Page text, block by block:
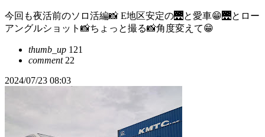
今回も夜活前のソロ活編📸 E地区安定の🌉と愛車😁🌉とロー
アングルショット📸ちょっと撮る📸角度変えて😁
thumb_up 121
comment22
2024/07/23 08:03